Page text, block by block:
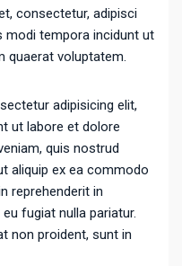
consectetur, adipisci
modi tempora incidunt ut
quaerat voluptatem.
adipisicing elit,
ut labore et dolore
quis nostrud
aliquip ex ea commodo
reprehenderit in
fugiat nulla pariatur.
non proident, sunt in